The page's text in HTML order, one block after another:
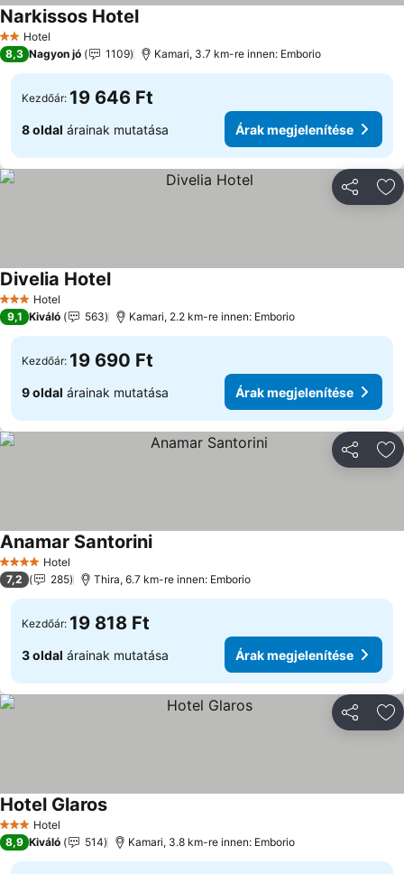
2 Kategória
Hotel
Narkissos Hotel
8,3 Nagyon jó 1109 Kamari, 3.7 km-re innen: Emborio
Kezdőár: 19 646 Ft
8 oldal árainak mutatása Árak megjelenítése
3 Kategória
Hotel
Divelia Hotel
9,1 Kiváló 563 Kamari, 2.2 km-re innen: Emborio
Kezdőár: 19 690 Ft
9 oldal árainak mutatása Árak megjelenítése
4 KategóriaHotel
Anamar Santorini
7,2 285 Thira, 6.7 km-re innen: Emborio
Kezdőár: 19 818 Ft
3 oldal árainak mutatása Árak megjelenítése
3 Kategória
Hotel
Hotel Glaros
8,9 Kiváló 514 Kamari, 3.8 km-re innen: Emborio